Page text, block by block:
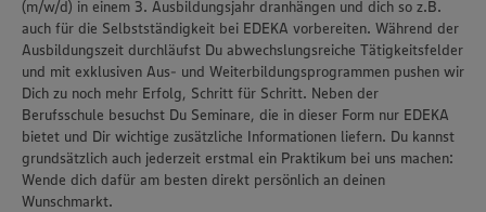
(m/w/d) in einem 3. Ausbildungsjahr dranhängen und dich so z.B.
auch für die Selbstständigkeit bei EDEKA vorbereiten. Während der
Ausbildungszeit durchläufst Du abwechslungsreiche Tätigkeitsfelder
und mit exklusiven Aus- und Weiterbildungsprogrammen pushen wir
Dich zu noch mehr Erfolg, Schritt für Schritt. Neben der
Berufsschule besuchst Du Seminare, die in dieser Form nur EDEKA
bietet und Dir wichtige zusätzliche Informationen liefern. Du kannst
grundsätzlich auch jederzeit erstmal ein Praktikum bei uns machen:
Wende dich dafür am besten direkt persönlich an deinen
Wunschmarkt.